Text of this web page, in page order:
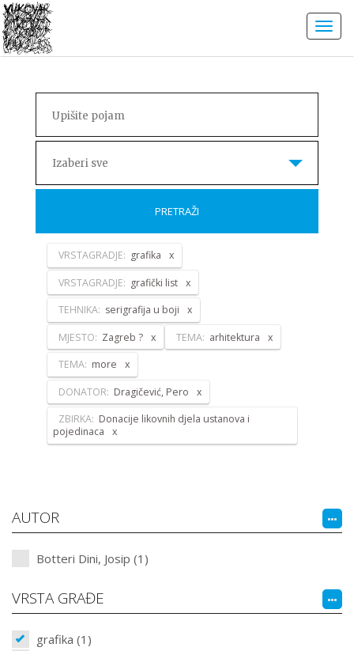
Izaberi sve
PRETRAŽI
VRSTAGRADJE: grafika
VRSTAGRADJE: grafički list
TEHNIKA: serigrafija u boji
MJESTO: Zagreb ? TEMA: arhitektura
TEMA: more
DONATOR: Dragičević, Pero
ZBIRKA: Donacije likovnih djela ustanova i
pojedinaca
AUTOR
Botteri Dini, Josip (1)
VRSTA GRAĐE
grafika (1)